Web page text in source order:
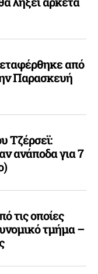
από
Παρασκευή
Τζέρσεϊ:
ανάποδα για 7
τις οποίες
τμήμα –